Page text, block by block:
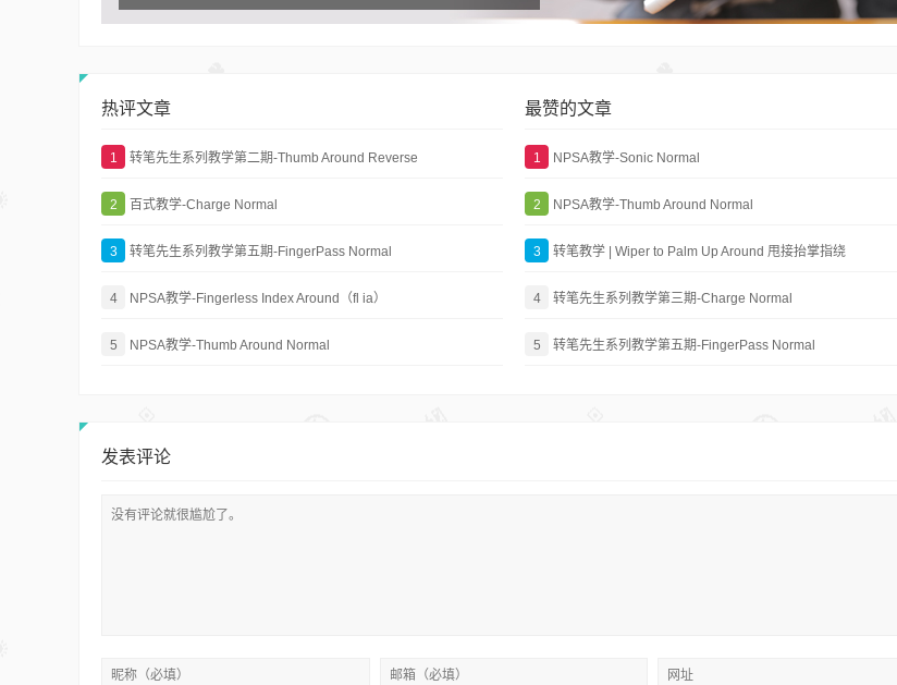
热评文章
1 转笔先生系列教学第二期-Thumb Around Reverse
2 百式教学-Charge Normal
3 转笔先生系列教学第五期-FingerPass Normal
4 NPSA教学-Fingerless Index Around（fl ia）
5 NPSA教学-Thumb Around Normal
最赞的文章
1 NPSA教学-Sonic Normal
2 NPSA教学-Thumb Around Normal
3 转笔教学 | Wiper to Palm Up Around 甩接抬掌指绕
4 转笔先生系列教学第三期-Charge Normal
5 转笔先生系列教学第五期-FingerPass Normal
发表评论